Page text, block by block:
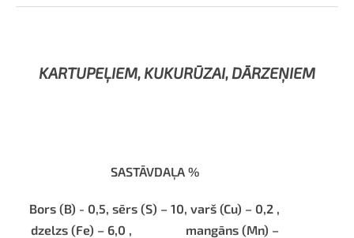
KARTUPEĻIEM, KUKURŪZAI, DĀRZEŅIEM
SASTĀVDAĻA %
Bors (B) - 0,5, sērs (S) – 10, varš (Cu) – 0,2 ,
dzelzs (Fe) – 6,0 ,
mangāns (Mn) –